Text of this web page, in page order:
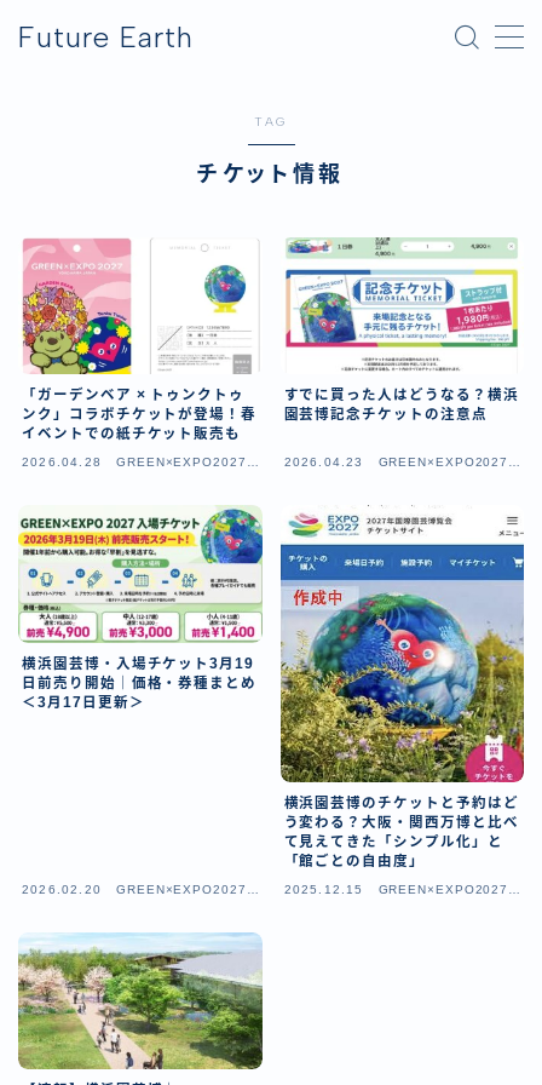
Future Earth
横浜グリーンエクスポ
TAG
チケット情報
「ガーデンベア × トゥンクトゥ
ンク」コラボチケットが登場！春
イベントでの紙チケット販売も
2026.04.28
GREEN×EXPO2027（
すでに買った人はどうなる？横浜
園芸博記念チケットの注意点
2026.04.23
GREEN×EXPO2027（
横浜園芸博・入場チケット3月19
日前売り開始｜価格・券種まとめ
＜3月17日更新＞
2026.02.20
GREEN×EXPO2027（
横浜園芸博のチケットと予約はど
う変わる？大阪・関西万博と比べ
て見えてきた「シンプル化」と
「館ごとの自由度」
2025.12.15
GREEN×EXPO2027（